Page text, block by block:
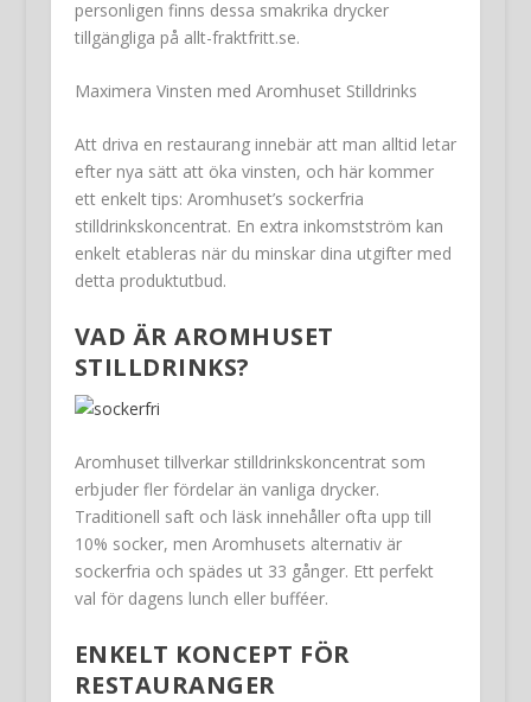
personligen finns dessa smakrika drycker
tillgängliga på allt-fraktfritt.se.
Maximera Vinsten med Aromhuset Stilldrinks
Att driva en restaurang innebär att man alltid letar
efter nya sätt att öka vinsten, och här kommer
ett enkelt tips: Aromhuset’s sockerfria
stilldrinkskoncentrat. En extra inkomstström kan
enkelt etableras när du minskar dina utgifter med
detta produktutbud.
VAD ÄR AROMHUSET
STILLDRINKS?
Aromhuset tillverkar stilldrinkskoncentrat som
erbjuder fler fördelar än vanliga drycker.
Traditionell saft och läsk innehåller ofta upp till
10% socker, men Aromhusets alternativ är
sockerfria och spädes ut 33 gånger. Ett perfekt
val för dagens lunch eller bufféer.
ENKELT KONCEPT FÖR
RESTAURANGER